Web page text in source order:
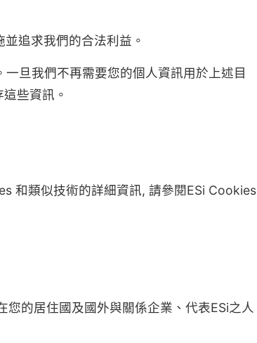
追求我們的合法利益。
旦我們不再需要您的個人資訊用於上述目
些資訊。
和類似技術的詳細資訊, 請參閱ESi Cookies
的居住國及國外與關係企業、代表ESi之人